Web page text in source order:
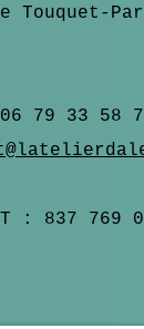
Touquet-
06 79 33 58
: 837 769